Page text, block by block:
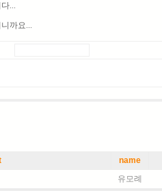
...
까요...
name
유모례